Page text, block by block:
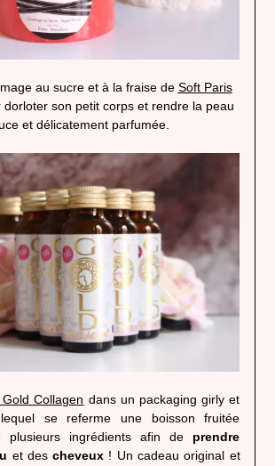
au sucre et à la fraise de Soft Paris
son petit corps et rendre la peau
et délicatement parfumée.
Collagen dans un packaging girly et
se referme une boisson fruitée
plusieurs ingrédients afin de prendre
et descheveux ! Un cadeau original et